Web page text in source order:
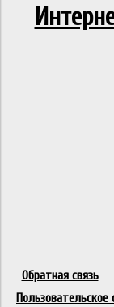
Обратная связь
Пользовательское